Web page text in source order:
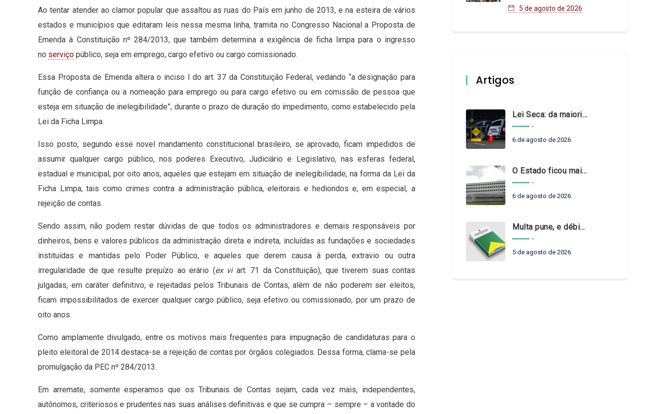
Ao tentar atender ao clamor popular que assaltou as ruas do País em junho de 2013, e na esteira de vários
estados e municípios que editaram leis nessa mesma linha, tramita no Congresso Nacional a Proposta de
Emenda à Constituição nº 284/2013, que também determina a exigência de ficha limpa para o ingresso
no serviço público, seja em emprego, cargo efetivo ou cargo comissionado.
Essa Proposta de Emenda altera o inciso I do art. 37 da Constituição Federal, vedando “a designação para
função de confiança ou a nomeação para emprego ou para cargo efetivo ou em comissão de pessoa que
esteja em situação de inelegibilidade”, durante o prazo de duração do impedimento, como estabelecido pela
Lei da Ficha Limpa.
Isso posto, segundo esse novel mandamento constitucional brasileiro, se aprovado, ficam impedidos de
assumir qualquer cargo público, nos poderes Executivo, Judiciário e Legislativo, nas esferas federal,
estadual e municipal, por oito anos, aqueles que estejam em situação de inelegibilidade, na forma da Lei da
Ficha Limpa, tais como crimes contra a administração pública, eleitorais e hediondos e, em especial, a
rejeição de contas.
Sendo assim, não podem restar dúvidas de que todos os administradores e demais responsáveis por
dinheiros, bens e valores públicos da administração direta e indireta, incluídas as fundações e sociedades
instituídas e mantidas pelo Poder Público, e aqueles que derem causa à perda, extravio ou outra
irregularidade de que resulte prejuízo ao erário (ex viart. 71 da Constituição), que tiverem suas contas
julgadas, em caráter definitivo, e rejeitadas pelos Tribunais de Contas, além de não poderem ser eleitos,
ficam impossibilitados de exercer qualquer cargo público, seja efetivo ou comissionado, por um prazo de
oito anos.
Como amplamente divulgado, entre os motivos mais frequentes para impugnação de candidaturas para o
pleito eleitoral de 2014 destaca-se a rejeição de contas por órgãos colegiados. Dessa forma, clama-se pela
promulgação da PEC nº 284/2013.
Em arremate, somente esperamos que os Tribunais de Contas sejam, cada vez mais, independentes,
autônomos, criteriosos e prudentes nas suas análises definitivas e que se cumpra – sempre – a vontade do
5 de agosto de 2026
Artigos
Lei Seca: da maioridade à maturidade
6 de agosto de 2026
O Estado ficou mais complexo. O controle precisa acompanhar
6 de agosto de 2026
Multa pune, e débito recompõe. § 3º do art. 71 da Constituição: um problema de legística formal
5 de agosto de 2026